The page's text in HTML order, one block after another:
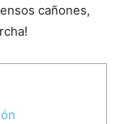
cañones,